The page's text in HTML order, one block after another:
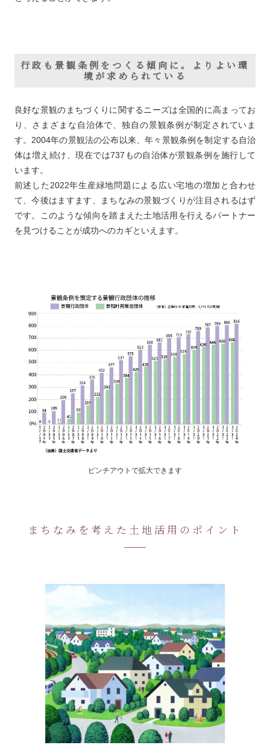
行政も景観条例をつくる傾向に。よりよい環
境が求められている
良好な景観のまちづくりに関するニーズは全国的に高まってお
り、さまざまな自治体で、独自の景観条例が制定されていま
す。2004年の景観法の公布以来、年々景観条例を制定する自治
体は増え続け、現在では737もの自治体が景観条例を施行して
います。
前述した2022年生産緑地問題による広い宅地の増加と合わせ
て、今後はますます、まちなみの景観づくりが注目されるはず
です。このような傾向を踏まえた土地活用を行えるパートナー
を見つけることが成功へのカギといえます。
ピンチアウトで拡大できます
まちなみを考えた土地活用のポイント